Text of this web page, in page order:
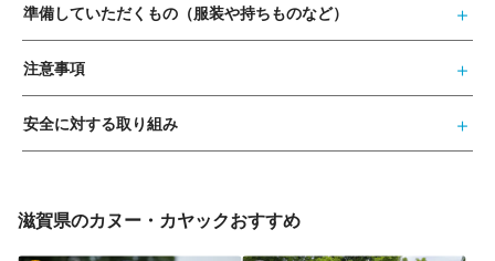
準備していただくもの（服装や持ちものなど）
注意事項
安全に対する取り組み
滋賀県のカヌー・カヤックおすすめ